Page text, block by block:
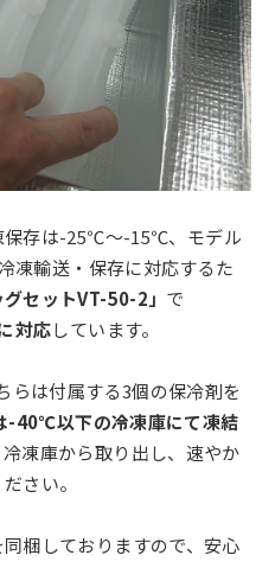
保存は-25℃～-15℃、モデル
輸送・保存に対応するた
グセットVT-50-2」 で
対応しています。
は付属する3個の保冷剤を
-40℃以下の冷凍庫にて凍結
凍庫から取り出し、速やか
さい。
梱しておりますので、安心